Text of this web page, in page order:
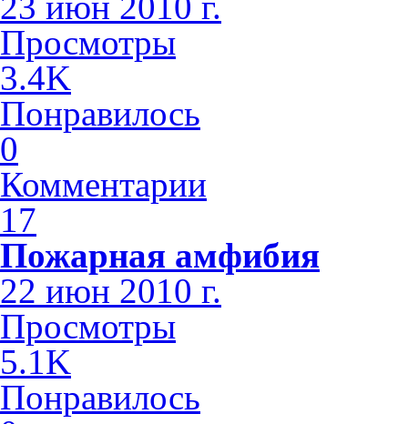
Просмотры
3.4K
Понравилось
0
Комментарии
17
Пожарная амфибия
22 июн 2010 г.
Просмотры
5.1K
Понравилось